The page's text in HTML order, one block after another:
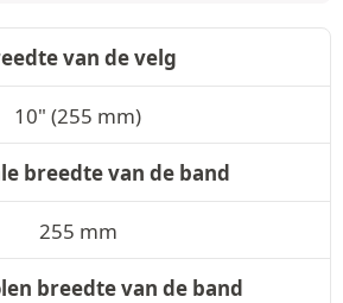
van de velg
10" (255 mm)
breedte van de band
255 mm
breedte van de band